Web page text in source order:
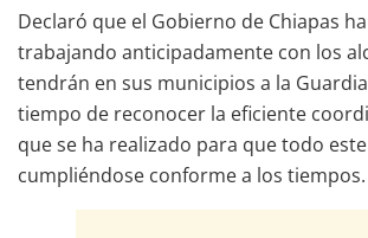
Declaró que el Gobierno de Chiapas
trabajando anticipadamente con los
tendrán en sus municipios a la
tiempo de reconocer la eficiente
que se ha realizado para que todo
cumpliéndose conforme a los tiempos.